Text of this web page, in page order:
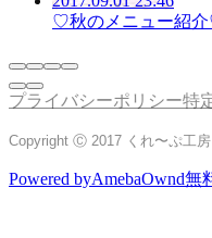
♡秋のメニュー紹
プライバシーポリシー特
Copyright Ⓒ 2017 くれ〜ぷ工
Powered byAmebaOwnd無